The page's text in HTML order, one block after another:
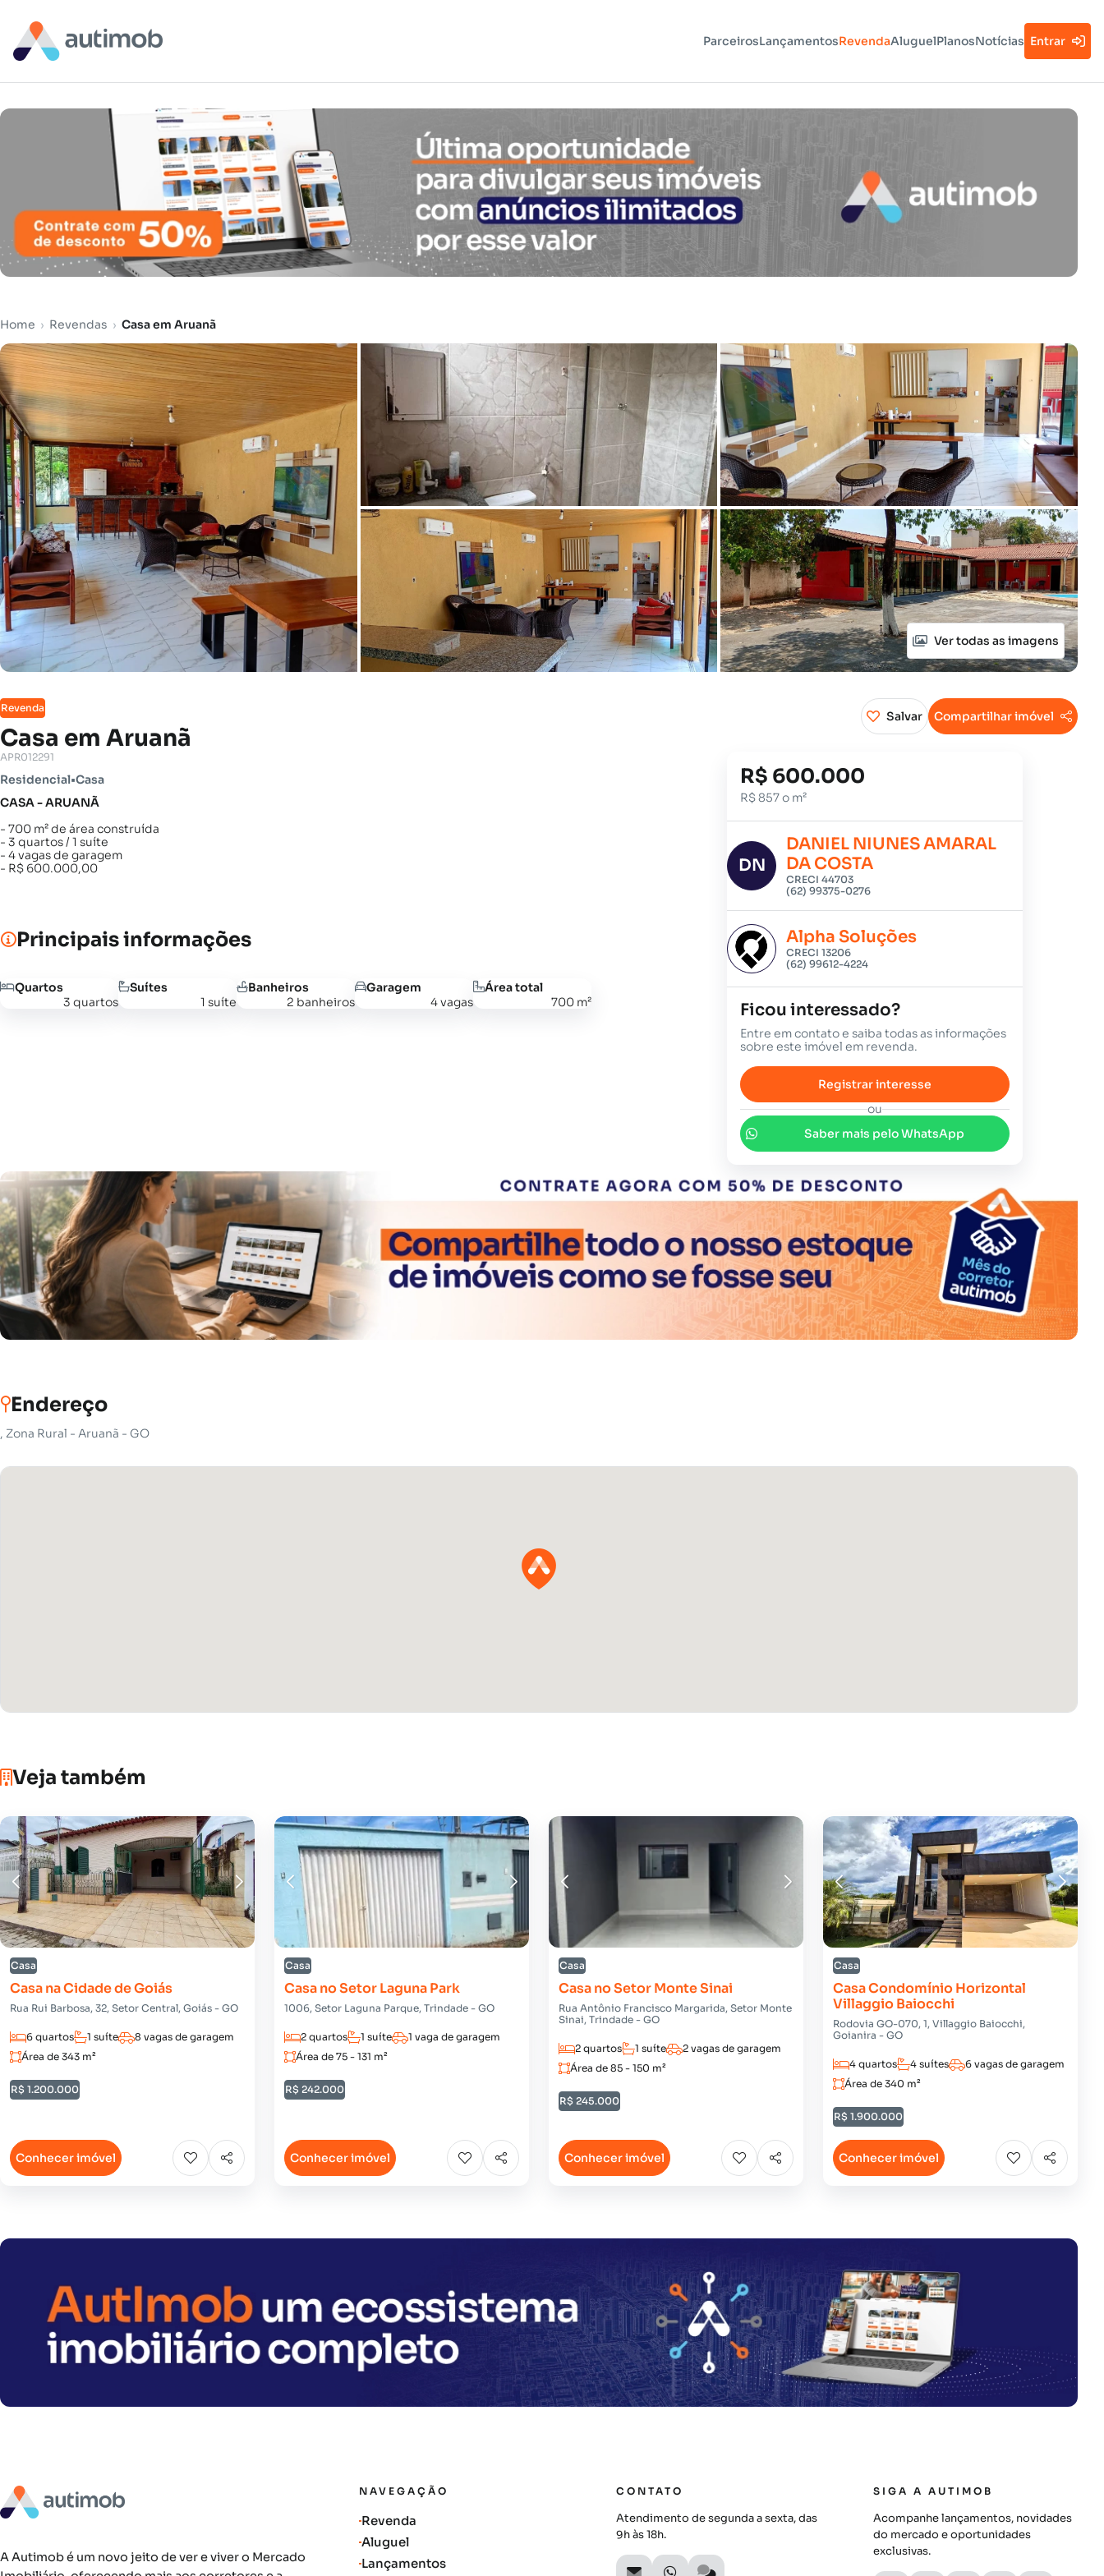
ParceirosLançamentosRevendaAluguelPlanosNotícias Entrar
Home › Revendas › Casa em Aruanã
Ver todas as imagens
Revenda
Casa em Aruanã
Salvar Compartilhar imóvel
APR012291
Residencial•Casa
CASA - ARUANÃ
- 700 m² de área construída
- 3 quartos / 1 suíte
- 4 vagas de garagem
- R$ 600.000,00
Principais informações
Quartos
3 quartos
Suítes
1 suíte
Banheiros
2 banheiros
Garagem
4 vagas
Área total
700 m²
R$ 600.000
R$ 857 o m²
DN
DANIEL NIUNES AMARAL
DA COSTA
CRECI 44703
(62) 99375-0276
Alpha Soluções
CRECI 13206
(62) 99612-4224
Ficou interessado?
Entre em contato e saiba todas as informações
sobre este imóvel em revenda.
Registrar interesse
ou
Saber mais pelo WhatsApp
Endereço
, Zona Rural - Aruanã - GO
Veja também
Casa
Casa na Cidade de Goiás
Rua Rui Barbosa, 32, Setor Central, Goiás - GO
6 quartos 1 suíte
8 vagas de garagem
Área de 343 m²
R$ 1.200.000
Conhecer imóvel
Casa
Casa no Setor Laguna Park
1006, Setor Laguna Parque, Trindade - GO
2 quartos 1 suíte
1 vaga de garagem
Área de 75 - 131 m²
R$ 242.000
Conhecer imóvel
Casa
Casa no Setor Monte Sinai
Rua Antônio Francisco Margarida, Setor Monte
Sinai, Trindade - GO
2 quartos 1 suíte
2 vagas de garagem
Área de 85 - 150 m²
R$ 245.000
Conhecer imóvel
Casa
Casa Condomínio Horizontal
Villaggio Baiocchi
Rodovia GO-070, 1, Villaggio Baiocchi,
Goianira - GO
4 quartos 4 suítes
6 vagas de garagem
Área de 340 m²
R$ 1.900.000
Conhecer imóvel
A Autimob é um novo jeito de ver e viver o Mercado
NAVEGAÇÃO
Revenda
Aluguel
Lançamentos
CONTATO
Atendimento de segunda a sexta, das
9h às 18h.
SIGA A AUTIMOB
Acompanhe lançamentos, novidades
do mercado e oportunidades
exclusivas.